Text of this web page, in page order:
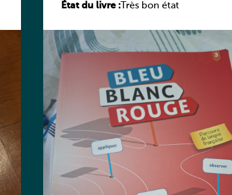
État du livre : Très bon état